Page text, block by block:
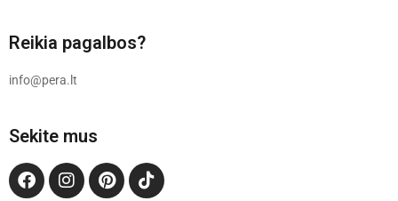
Reikia pagalbos?
info@pera.lt
Sekite mus